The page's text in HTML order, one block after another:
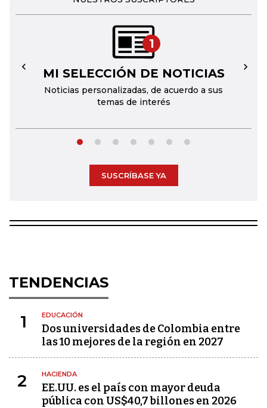
1
MI SELECCIÓN DE NOTICIAS
Noticias personalizadas, de acuerdo a sus
temas de interés
← →
SUSCRÍBASE YA
TENDENCIAS
1 EDUCACIÓN
Dos universidades de Colombia entre
las 10 mejores de la región en 2027
2 HACIENDA
EE.UU. es el país con mayor deuda
pública con US$40,7 billones en 2026